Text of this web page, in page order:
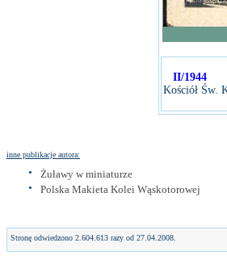
II/1944
Kościół Św.
inne publikacje autora:
Żuławy w miniaturze
Polska Makieta Kolei Wąskotorowej
Stronę odwiedzono 2.604.613 razy od 27.04.2008.